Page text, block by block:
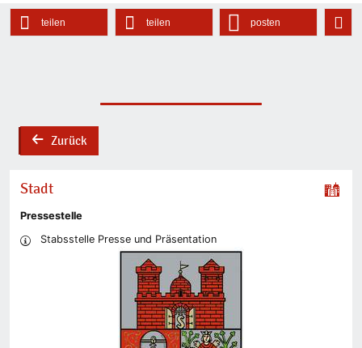
teilen teilen posten
backZurück
Stadt
Pressestelle
Stabsstelle Presse und Präsentation